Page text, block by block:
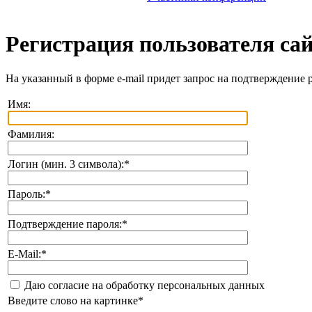
Регистрация пользователя
На указанный в форме e-mail придет запрос на подтверждение
Имя:
Фамилия:
Логин (мин. 3 символа):*
Пароль:*
Подтверждение пароля:*
E-Mail:*
Даю согласие на обработку персональных данных
Введите слово на картинке*